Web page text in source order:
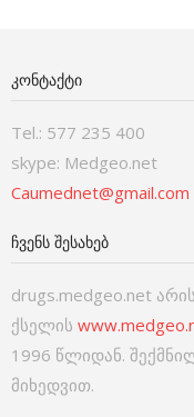
ᲙᲝᲜᲢᲐᲥᲢᲘ
Tel.: 577 235 400
skype: Medgeo.net
Caumednet@gmail.com
ᲩᲕᲔᲜᲡ ᲨᲔᲡᲐᲮᲔᲑ
drugs.medgeo.net
ქსელის
1996 წლიდან.
მიხედვით.